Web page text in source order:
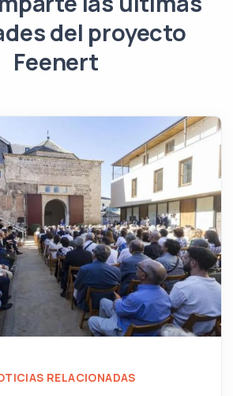
del proyecto
Feenert
RELACIONADAS